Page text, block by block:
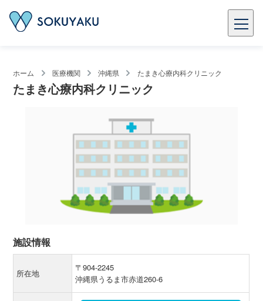
ホーム 医療機関 沖縄県 たまき心療内科クリニック
たまき心療内科クリニック
施設情報
所在地
〒904-2245
沖縄県うるま市赤道260-6